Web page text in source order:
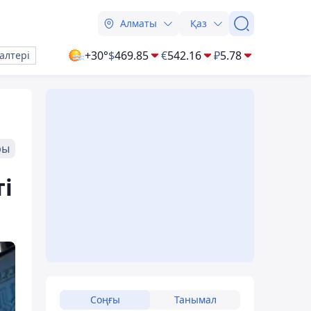
Алматы Қаз
+30°$469.85 €542.16 ₽5.78
Соңғы Танымал